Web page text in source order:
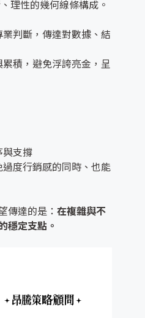
理性的幾何線條構成。
判斷，傳達對數據、結
積，避免浮誇亮金，呈
與支撐
度行銷感的同時、也能
傳達的是： 在複雜與不
穩定支點。